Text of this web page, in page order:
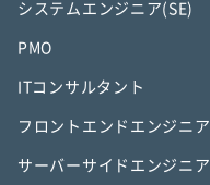
システムエンジニア(SE)
PMO
ITコンサルタント
フロントエンドエンジニア
サーバーサイドエンジニア